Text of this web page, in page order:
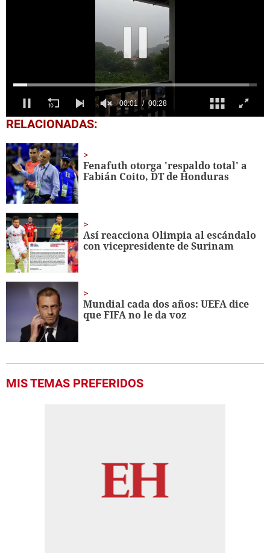
0
seconds
28
seconds
RELACIONADAS:
Fenafuth otorga 'respaldo total' a
Fabián Coito, DT de Honduras
Así reacciona Olimpia al escándalo
con vicepresidente de Surinam
Mundial cada dos años: UEFA dice
que FIFA no le da voz
MIS TEMAS PREFERIDOS